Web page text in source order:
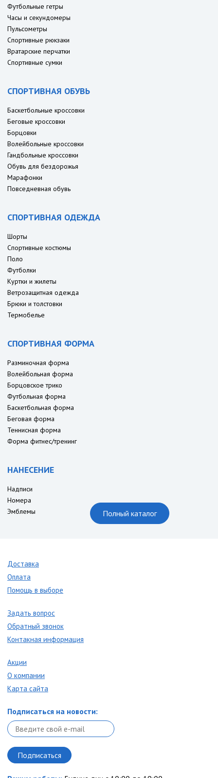
Футбольные гетры
Часы и секундомеры
Пульсометры
Спортивные рюкзаки
Вратарские перчатки
Спортивные сумки
СПОРТИВНАЯ ОБУВЬ
Баскетбольные кроссовки
Беговые кроссовки
Борцовки
Волейбольные кроссовки
Гандбольные кроссовки
Обувь для бездорожья
Марафонки
Повседневная обувь
СПОРТИВНАЯ ОДЕЖДА
Шорты
Спортивные костюмы
Поло
Футболки
Куртки и жилеты
Ветрозащитная одежда
Брюки и толстовки
Термобелье
СПОРТИВНАЯ ФОРМА
Разминочная форма
Волейбольная форма
Борцовское трико
Футбольная форма
Баскетбольная форма
Беговая форма
Теннисная форма
Форма фитнес/тренинг
НАНЕСЕНИЕ
Надписи
Номера
Эмблемы
Полный каталог
Доставка
Оплата
Помощь в выборе
Задать вопрос
Обратный звонок
Контакная информация
Акции
О компании
Карта сайта
Подписаться на новости: